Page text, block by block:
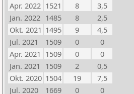
Apr. 2022 1521 8
3,5
Jan. 2022 1485 8
2,5
Okt. 2021 1495 9
4,5
Jul. 2021
1509 0
0
Apr. 2021 1509 0
0
Jan. 2021
1509 2
0,5
Okt. 2020 1504 19
7,5
Jul. 2020
1669 0
0